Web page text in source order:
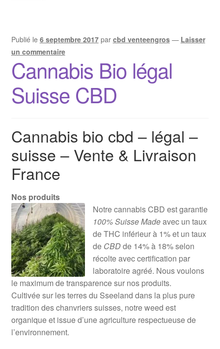
Publié le 6 septembre 2017 par cbd venteengros — Laisser
un commentaire
Cannabis Bio légal
Suisse CBD
Cannabis bio cbd – légal –
suisse – Vente & Livraison
France
Nos produits
Notre cannabis CBD est garantie
100% Suisse Madeavec un taux
de THC inférieur à 1% et un taux
deCBDde 14% à 18% selon
récolte avec certification par
laboratoire agréé. Nous voulons
le maximum de transparence sur nos produits.
Cultivée sur les terres du Sseeland dans la plus pure
tradition des chanvriers suisses, notre weed est
organique et issue d’une agriculture respectueuse de
l’environnement.